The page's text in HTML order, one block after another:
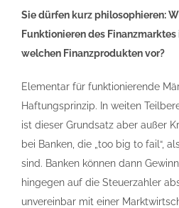
Sie dürfen kurz philosophieren:
Funktionieren des
welchen Finanzprodukten vor?
Elementar für funktionierende
Haftungsprinzip. In weiten
ist dieser Grundsatz aber außer
bei Banken, die „too big to fail“,
sind. Banken können dann
hingegen auf die Steuerzahler
unvereinbar mit einer